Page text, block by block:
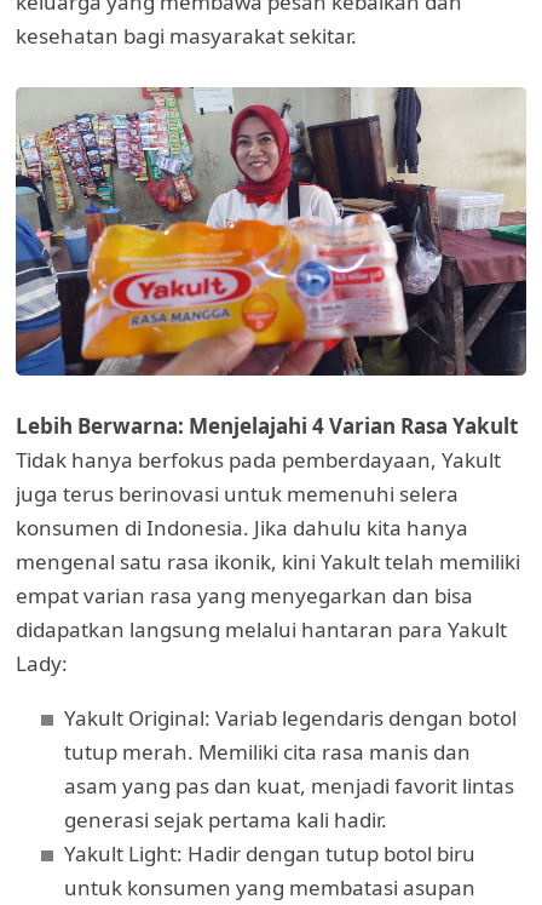
kesehatan bagi masyarakat sekitar.
Lebih Berwarna: Menjelajahi 4 Varian Rasa Yakult
Tidak hanya berfokus pada pemberdayaan, Yakult
juga terus berinovasi untuk memenuhi selera
konsumen di Indonesia. Jika dahulu kita hanya
mengenal satu rasa ikonik, kini Yakult telah memiliki
empat varian rasa yang menyegarkan dan bisa
didapatkan langsung melalui hantaran para Yakult
Lady:
Yakult Original: Variab legendaris dengan botol
tutup merah. Memiliki cita rasa manis dan
asam yang pas dan kuat, menjadi favorit lintas
generasi sejak pertama kali hadir.
Yakult Light: Hadir dengan tutup botol biru
untuk konsumen yang membatasi asupan